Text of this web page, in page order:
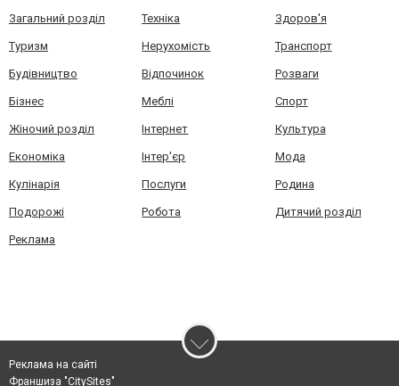
Загальний розділ Техніка Здоров'я
Туризм Нерухомість Транспорт
Будівництво Відпочинок Розваги
Бізнес Меблі Спорт
Жіночий розділ Інтернет Культура
Економіка Інтер'єр Мода
Кулінарія Послуги Родина
Подорожі Робота Дитячий розділ
Реклама
Реклама на сайті
Франшиза "CitySites"